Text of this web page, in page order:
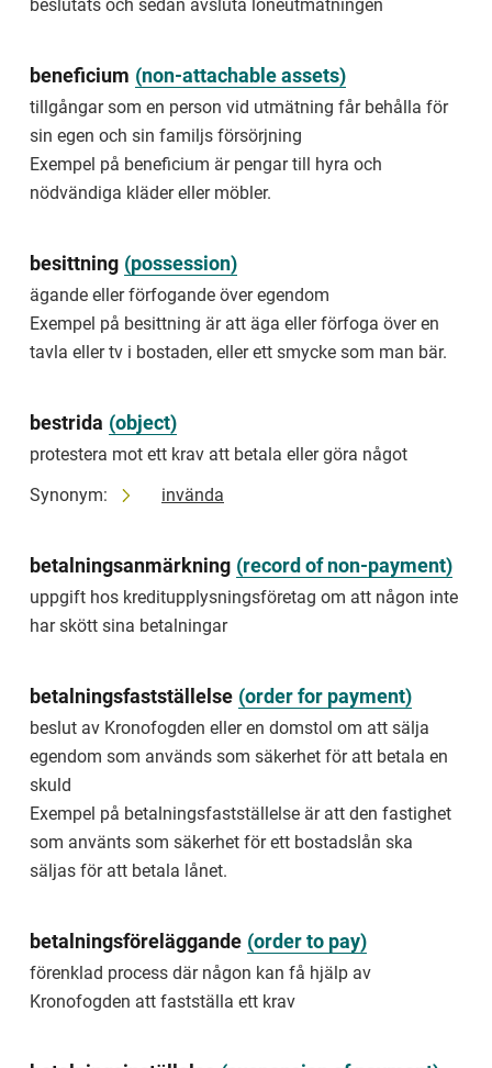
government
Examples
public
include
debts
fines
student
loans.
anbud
köpesumma
offer
anstånd
beslut
ytterligare
något
anstånd
beslutats och sedan avsluta löneutmätningen
beneficium (non-attachable assets)
tillgångar som en person vid utmätning får behålla för
sin egen och sin familjs försörjning
Exempel på beneficium är pengar till hyra och
nödvändiga kläder eller möbler.
besittning (possession)
ägande eller förfogande över egendom
Exempel på besittning är att äga eller förfoga över en
tavla eller tv i bostaden, eller ett smycke som man bär.
bestrida (object)
protestera mot ett krav att betala eller göra något
Synonym:
invända
betalningsanmärkning (record of non-payment)
uppgift hos kreditupplysningsföretag om att någon inte
har skött sina betalningar
betalningsfastställelse (order for payment)
beslut av Kronofogden eller en domstol om att sälja
egendom som används som säkerhet för att betala en
skuld
Exempel på betalningsfastställelse är att den fastighet
som använts som säkerhet för ett bostadslån ska
säljas för att betala lånet.
betalningsföreläggande (order to pay)
förenklad process där någon kan få hjälp av
Kronofogden att fastställa ett krav